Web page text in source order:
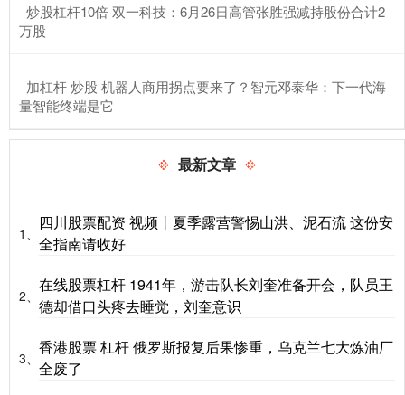
​炒股杠杆10倍 双一科技：6月26日高管张胜强减持股份合计2
万股
​加杠杆 炒股 机器人商用拐点要来了？智元邓泰华：下一代海
量智能终端是它
最新文章
1、
四川股票配资 视频丨夏季露营警惕山洪、泥石流 这份安
全指南请收好
2、
在线股票杠杆 1941年，游击队长刘奎准备开会，队员王
德却借口头疼去睡觉，刘奎意识
3、
香港股票 杠杆 俄罗斯报复后果惨重，乌克兰七大炼油厂
全废了